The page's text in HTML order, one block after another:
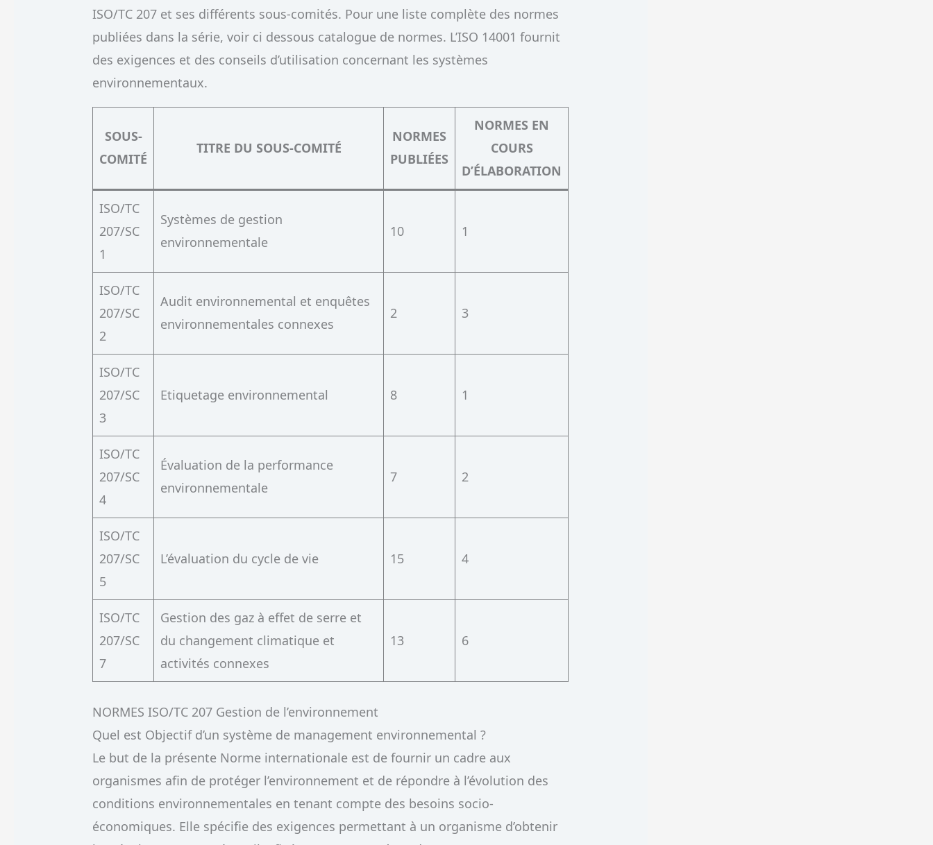
ISO/TC 207 et ses différents sous-comités. Pour une liste complète des normes
publiées dans la série, voir ci dessous catalogue de normes. L’ISO 14001 fournit
des exigences et des conseils d’utilisation concernant les systèmes
environnementaux.
SOUS-
COMITÉ
TITRE DU SOUS-COMITÉ
NORMES
PUBLIÉES
NORMES EN
COURS
D’ÉLABORATION
ISO/TC
207/SC
1
Systèmes de gestion
environnementale
10 1
ISO/TC
207/SC
2
Audit environnemental et enquêtes
environnementales connexes
2 3
ISO/TC
207/SC
3
Etiquetage environnemental 8 1
ISO/TC
207/SC
4
Évaluation de la performance
environnementale
7 2
ISO/TC
207/SC
5
L’évaluation du cycle de vie 15 4
ISO/TC
207/SC
7
Gestion des gaz à effet de serre et
du changement climatique et
activités connexes
13 6
NORMES ISO/TC 207 Gestion de l’environnement
Quel est Objectif d’un système de management environnemental ?
Le but de la présente Norme internationale est de fournir un cadre aux
organismes afin de protéger l’environnement et de répondre à l’évolution des
conditions environnementales en tenant compte des besoins socio-
économiques. Elle spécifie des exigences permettant à un organisme d’obtenir